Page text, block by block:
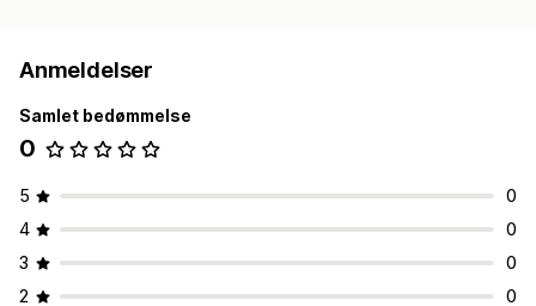
Anmeldelser
Samlet bedømmelse
0
5
0
4
0
3
0
2
0